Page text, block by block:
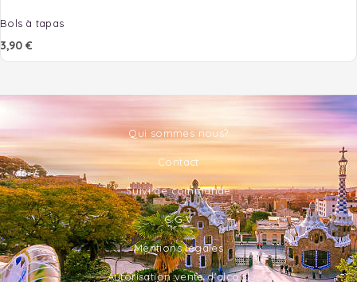
Bols à tapas
3,90 €
Qui sommes nous?
Contact
Suivi de commande
C.G.V
Mentions légales
Autorisation vente d'alcool